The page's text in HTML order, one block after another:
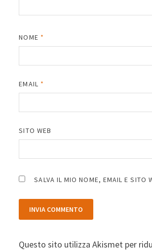
NOME *
EMAIL *
SITO WEB
SALVA IL MIO NOME, EMAIL E SITO
Questo sito utilizza Akismet per